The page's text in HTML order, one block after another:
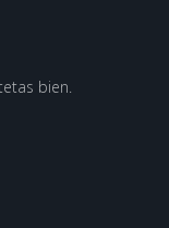
bien.